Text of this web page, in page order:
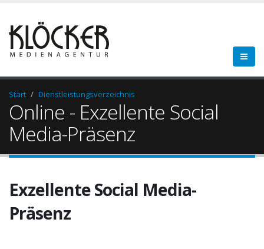
Start Dienstleistungsverzeichnis
Online - Exzellente Social
Media-Präsenz
Exzellente Social Media-
Präsenz